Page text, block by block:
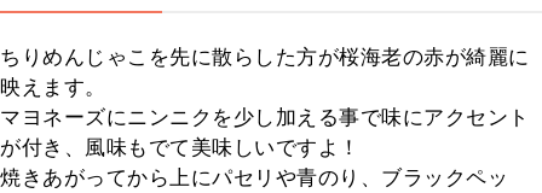
ちりめんじゃこを先に散らした方が桜海老の赤が綺麗に
映えます。
マヨネーズにニンニクを少し加える事で味にアクセント
が付き、風味もでて美味しいですよ！
焼きあがってから上にパセリや青のり、ブラックペッ